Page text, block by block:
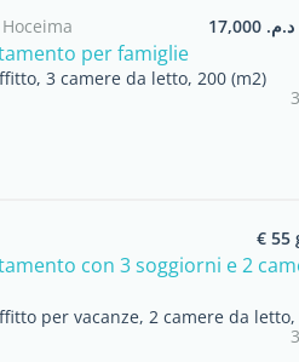
per famiglie
3 camere da letto, 200 (m2)
€ 55
con 3 soggiorni e 2
per vacanze, 2 camere da letto,